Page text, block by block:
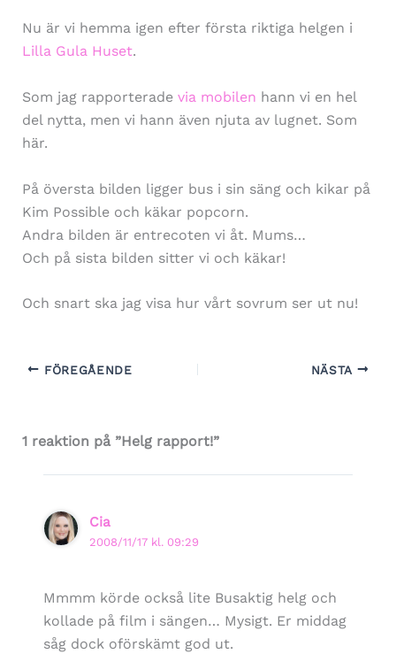
Nu är vi hemma igen efter första riktiga helgen i
Lilla Gula Huset.
Som jag rapporterade via mobilen hann vi en hel
del nytta, men vi hann även njuta av lugnet. Som
här.
På översta bilden ligger bus i sin säng och kikar på
Kim Possible och käkar popcorn.
Andra bilden är entrecoten vi åt. Mums…
Och på sista bilden sitter vi och käkar!
Och snart ska jag visa hur vårt sovrum ser ut nu!
FÖREGÅENDE NÄSTA
1 reaktion på ”Helg rapport!”
Cia
2008/11/17 kl. 09:29
Mmmm körde också lite Busaktig helg och
kollade på film i sängen… Mysigt. Er middag
såg dock oförskämt god ut.